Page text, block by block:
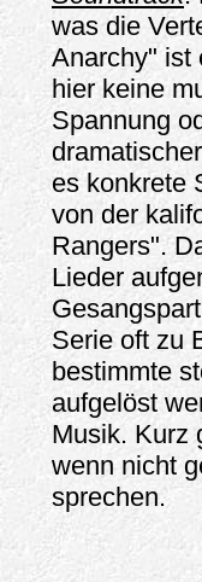
was die
Anarchy" ist
hier keine
Spannung
es konkrete
von der
Rangers".
Lieder
Serie oft zu
bestimmte
aufgelöst
Musik. Kurz
wenn nicht
sprechen.